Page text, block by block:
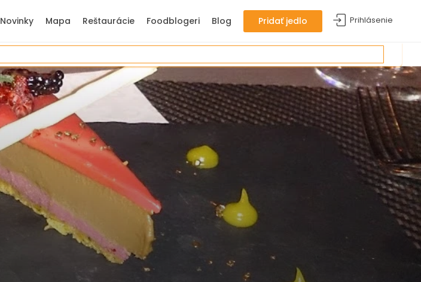
Prihlásenie
Novinky Mapa Reštaurácie Foodblogeri Blog Pridať jedlo